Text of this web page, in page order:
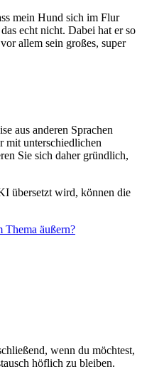
mein Hund sich im Flur
echt nicht. Dabei hat er so
allem sein großes, super
aus anderen Sprachen
mit unterschiedlichen
Sie sich daher gründlich,
übersetzt wird, können die
Thema äußern?
wenn du möchtest,
höflich zu bleiben.